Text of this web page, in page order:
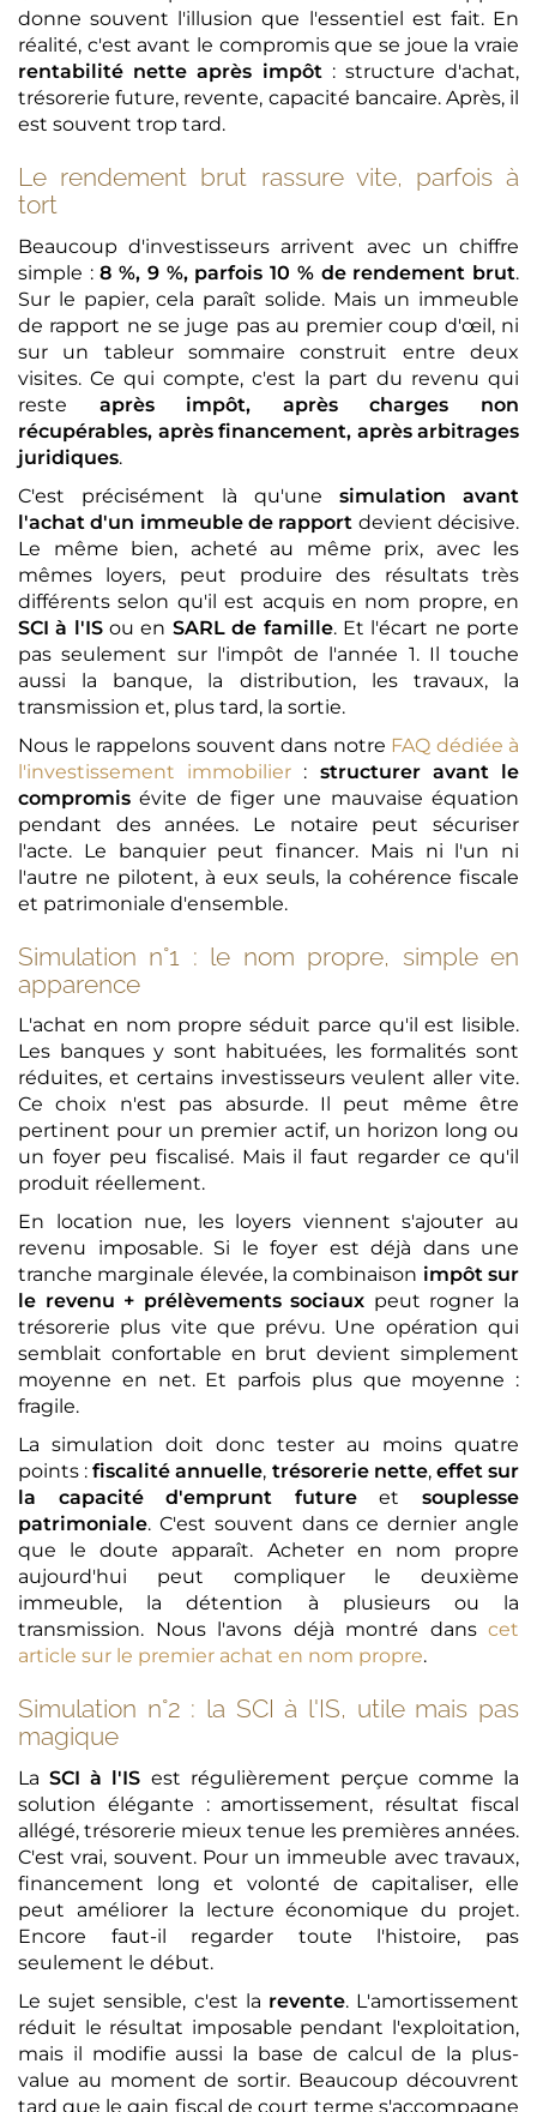
donne souvent l'illusion que l'essentiel est fait. En
réalité, c'est avant le compromis que se joue la vraie
rentabilité nette après impôt: structure d'achat,
trésorerie future, revente, capacité bancaire. Après, il
est souvent trop tard.
Le rendement brut rassure vite, parfois à
tort
Beaucoup d'investisseurs arrivent avec un chiffre
simple :8 %, 9 %, parfois 10 % de rendement brut.
Sur le papier, cela paraît solide. Mais un immeuble
de rapport ne se juge pas au premier coup d'œil, ni
sur un tableur sommaire construit entre deux
visites. Ce qui compte, c'est la part du revenu qui
reste après impôt, après charges non
récupérables, après financement, après arbitrages
juridiques.
C'est précisément là qu'une simulation avant
l'achat d'un immeuble de rapport devient décisive.
Le même bien, acheté au même prix, avec les
mêmes loyers, peut produire des résultats très
différents selon qu'il est acquis en nom propre, en
SCI à l'ISou en SARL de famille. Et l'écart ne porte
pas seulement sur l'impôt de l'année 1. Il touche
aussi la banque, la distribution, les travaux, la
transmission et, plus tard, la sortie.
Nous le rappelons souvent dans notre FAQ dédiée à
l'investissement immobilier : structurer avant le
compromis évite de figer une mauvaise équation
pendant des années. Le notaire peut sécuriser
l'acte. Le banquier peut financer. Mais ni l'un ni
l'autre ne pilotent, à eux seuls, la cohérence fiscale
et patrimoniale d'ensemble.
Simulation n°1 : le nom propre, simple en
apparence
L'achat en nom propre séduit parce qu'il est lisible.
Les banques y sont habituées, les formalités sont
réduites, et certains investisseurs veulent aller vite.
Ce choix n'est pas absurde. Il peut même être
pertinent pour un premier actif, un horizon long ou
un foyer peu fiscalisé. Mais il faut regarder ce qu'il
produit réellement.
En location nue, les loyers viennent s'ajouter au
revenu imposable. Si le foyer est déjà dans une
tranche marginale élevée, la combinaison impôt sur
le revenu + prélèvements sociaux peut rogner la
trésorerie plus vite que prévu. Une opération qui
semblait confortable en brut devient simplement
moyenne en net. Et parfois plus que moyenne :
fragile.
La simulation doit donc tester au moins quatre
points :fiscalité annuelle, trésorerie nette, effet sur
la capacité d'emprunt futureetsouplesse
patrimoniale. C'est souvent dans ce dernier angle
que le doute apparaît. Acheter en nom propre
aujourd'hui peut compliquer le deuxième
immeuble, la détention à plusieurs ou la
transmission. Nous l'avons déjà montré dans cet
article sur le premier achat en nom propre.
Simulation n°2 : la SCI à l'IS, utile mais pas
magique
LaSCI à l'IS est régulièrement perçue comme la
solution élégante : amortissement, résultat fiscal
allégé, trésorerie mieux tenue les premières années.
C'est vrai, souvent. Pour un immeuble avec travaux,
financement long et volonté de capitaliser, elle
peut améliorer la lecture économique du projet.
Encore faut-il regarder toute l'histoire, pas
seulement le début.
Le sujet sensible, c'est la revente. L'amortissement
réduit le résultat imposable pendant l'exploitation,
mais il modifie aussi la base de calcul de la plus-
value au moment de sortir. Beaucoup découvrent
tard que le gain fiscal de court terme s'accompagne